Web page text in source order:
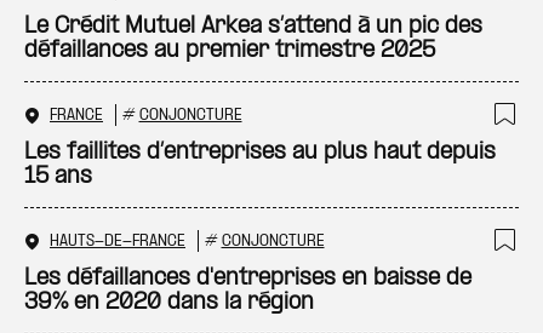
Le Crédit Mutuel Arkea s’attend à un pic des
défaillances au premier trimestre 2025
FRANCE # CONJONCTURE
Les faillites d’entreprises au plus haut depuis
15 ans
HAUTS-DE-FRANCE # CONJONCTURE
Les défaillances d'entreprises en baisse de
39% en 2020 dans la région